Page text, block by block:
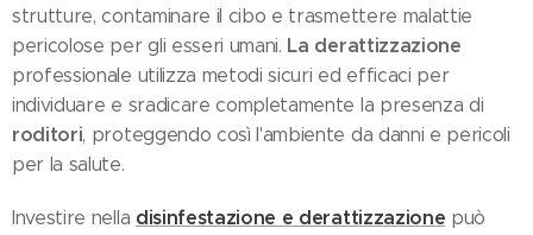
strutture, contaminare il cibo e trasmettere malattie
pericolose per gli esseri umani. La derattizzazione
professionale utilizza metodi sicuri ed efficaci per
individuare e sradicare completamente la presenza di
roditori, proteggendo così l'ambiente da danni e pericoli
per la salute.
Investire nella disinfestazione e derattizzazione può